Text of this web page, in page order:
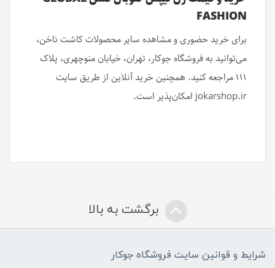
FASHION
برای خرید حضوری و مشاهده سایر محصولات کاشت ناخن،
می‌توانید به فروشگاه جوکار، تهران، خیابان منوچهری، پلاک
۱۱۱ مراجعه کنید. همچنین خرید آنلاین از طریق سایت
jokarshop.ir امکان‌پذیر است.
برگشت به بالا
شرایط و قوانین سایت فروشگاه جوکار